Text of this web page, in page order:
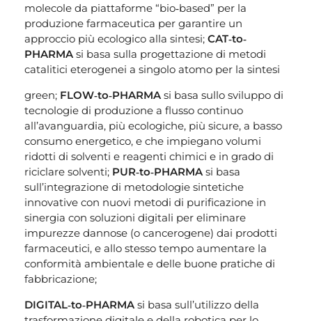
molecole da piattaforme “bio‐based” per la
produzione farmaceutica per garantire un
approccio più ecologico alla sintesi; CAT‐to‐
PHARMA si basa sulla progettazione di metodi
catalitici eterogenei a singolo atomo per la sintesi
green; FLOW‐to‐PHARMA si basa sullo sviluppo di
tecnologie di produzione a flusso continuo
all’avanguardia, più ecologiche, più sicure, a basso
consumo energetico, e che impiegano volumi
ridotti di solventi e reagenti chimici e in grado di
riciclare solventi; PUR‐to‐PHARMA si basa
sull’integrazione di metodologie sintetiche
innovative con nuovi metodi di purificazione in
sinergia con soluzioni digitali per eliminare
impurezze dannose (o cancerogene) dai prodotti
farmaceutici, e allo stesso tempo aumentare la
conformità ambientale e delle buone pratiche di
fabbricazione;
DIGITAL‐to‐PHARMA si basa sull’utilizzo della